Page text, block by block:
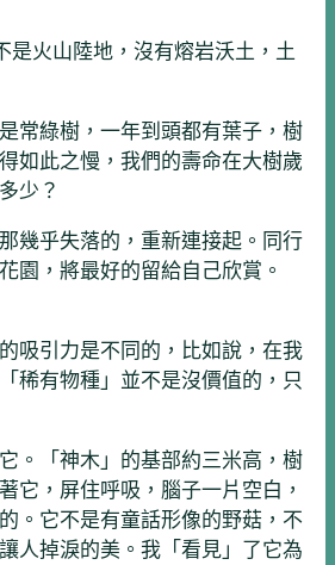
火山陸地，沒有熔岩沃土，土
常綠樹，一年到頭都有葉子，樹
如此之慢，我們的壽命在大樹歲
少？
幾乎失落的，重新連接起。同行
園，將最好的留給自己欣賞。
吸引力是不同的，比如說，在我
稀有物種」並不是沒價值的，只
。「神木」的基部約三米高，樹
它，屏住呼吸，腦子一片空白，
。它不是有童話形像的野菇，不
人掉淚的美。我「看見」了它為